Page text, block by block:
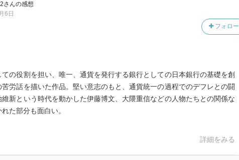
さんの感想
フォロー
6日
の役割を担い、唯一、通貨を発行する銀行としての日本銀行の基礎を創
苦労話を描いた作品。堅い意志のもと、通貨統一の過程でのデフレとの闘
維新という時代を動かした伊藤博文、大隈重信などの人物たちとの関係な
た部分も面白い。
詳細をみる